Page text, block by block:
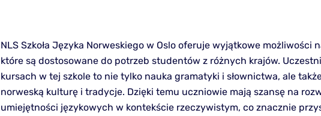
NLS Szkoła Języka Norweskiego w Oslo oferuje wyjątkowe możliwości
które są dostosowane do potrzeb studentów z różnych krajów.
kursach w tej szkole to nie tylko nauka gramatyki i słownictwa, ale
norweską kulturę i tradycje. Dzięki temu uczniowie mają szansę na
umiejętności językowych w kontekście rzeczywistym, co znacznie